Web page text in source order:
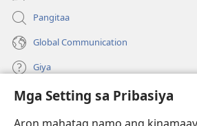
Mga Setting sa Pribasiya
Pangitaa
Global Communication
Giya
Donasyon
(mo-
open